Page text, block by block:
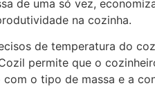
de uma só vez,
na cozinha.
de temperatura do
permite que o
o tipo de massa e a